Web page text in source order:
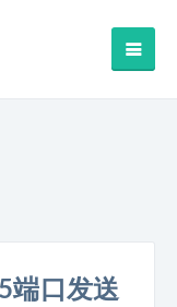
端口发送